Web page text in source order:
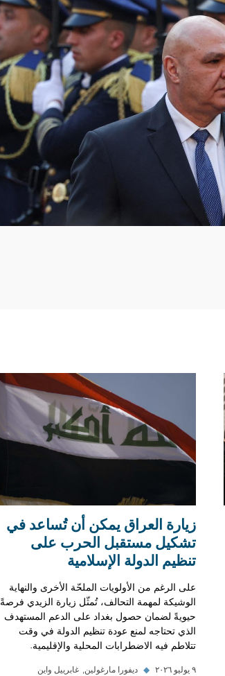
زيارة العراق يمكن أن تُساعد في
تشكيل مستقبل الحرب على
تنظيم الدولة الإسلامية
على الرغم من الأولويات الملحّة الأخرى والنهاية
الوشيكة لمهمة التحالف، تُمثّل زيارة الزيدي فرصةً
حيويةً لضمان حصول بغداد على الدعم المستهدف
الذي تحتاجه لمنع عودة تنظيم الدولة في وقت
تتلاطم فيه الاضطرابات المحلية والإقليمية.
٩ يوليو ٢٠٢٦ ◆ ديفورا مارغولين غابرييل واين